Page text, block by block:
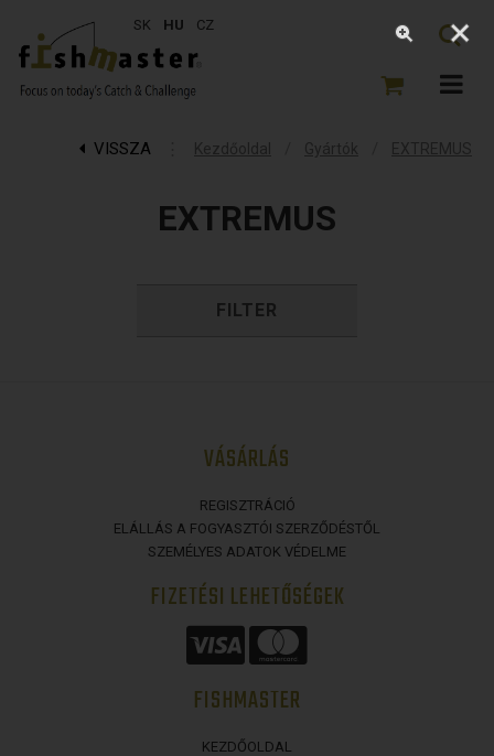
SK HU CZ
VISSZA Kezdőoldal Gyártók EXTREMUS
EXTREMUS
FILTER
VÁSÁRLÁS
REGISZTRÁCIÓ
ELÁLLÁS A FOGYASZTÓI SZERZŐDÉSTŐL
SZEMÉLYES ADATOK VÉDELME
FIZETÉSI LEHETŐSÉGEK
FISHMASTER
KEZDŐOLDAL